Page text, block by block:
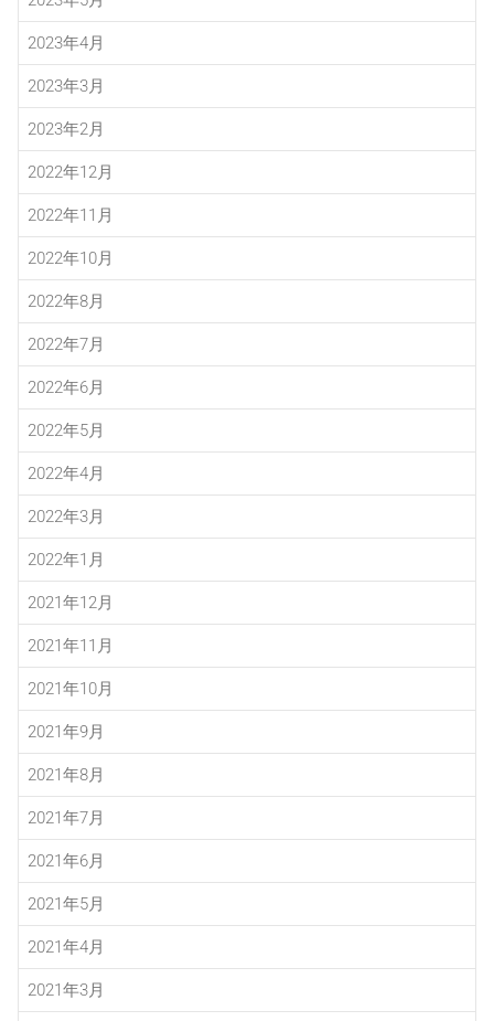
2023年4月
2023年3月
2023年2月
2022年12月
2022年11月
2022年10月
2022年8月
2022年7月
2022年6月
2022年5月
2022年4月
2022年3月
2022年1月
2021年12月
2021年11月
2021年10月
2021年9月
2021年8月
2021年7月
2021年6月
2021年5月
2021年4月
2021年3月